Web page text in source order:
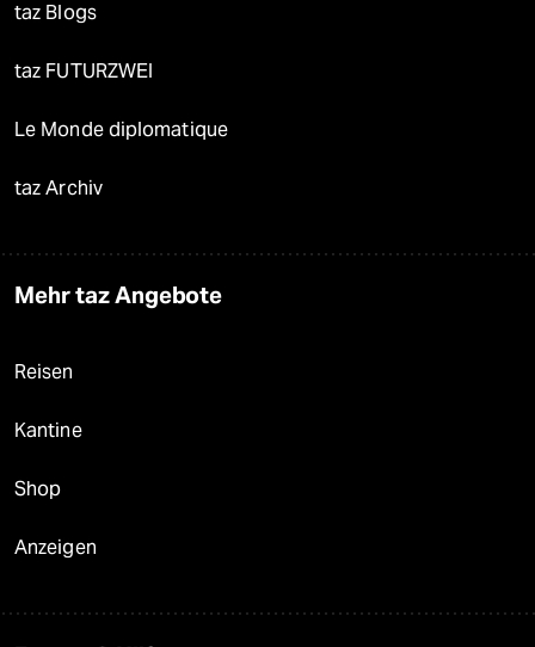
taz Blogs
taz FUTURZWEI
Le Monde diplomatique
taz Archiv
Mehr taz Angebote
Reisen
Kantine
Shop
Anzeigen